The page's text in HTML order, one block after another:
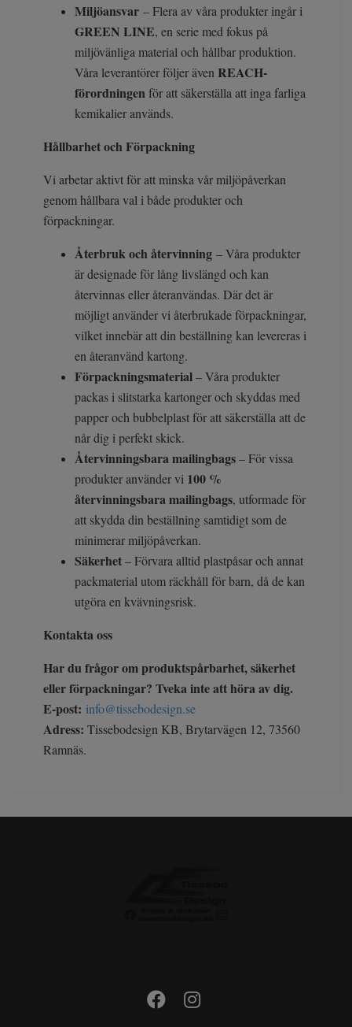
Miljöansvar – Flera av våra produkter ingår i
GREEN LINE, en serie med fokus på
miljövänliga material och hållbar produktion.
Våra leverantörer följer även REACH-
förordningenför att säkerställa att inga farliga
kemikalier används.
Hållbarhet och Förpackning
Vi arbetar aktivt för att minska vår miljöpåverkan
genom hållbara val i både produkter och
förpackningar.
Återbruk och återvinning – Våra produkter
är designade för lång livslängd och kan
återvinnas eller återanvändas. Där det är
möjligt använder vi återbrukade förpackningar,
vilket innebär att din beställning kan levereras i
en återanvänd kartong.
Förpackningsmaterial– Våra produkter
packas i slitstarka kartonger och skyddas med
papper och bubbelplast för att säkerställa att de
når dig i perfekt skick.
Återvinningsbara mailingbags– För vissa
produkter använder vi 100 %
återvinningsbara mailingbags, utformade för
att skydda din beställning samtidigt som de
minimerar miljöpåverkan.
Säkerhet– Förvara alltid plastpåsar och annat
packmaterial utom räckhåll för barn, då de kan
utgöra en kvävningsrisk.
Kontakta oss
Har du frågor om produktspårbarhet, säkerhet
eller förpackningar? Tveka inte att höra av dig.
E-post: info@tissebodesign.se
Adress: Tissebodesign KB, Brytarvägen 12, 73560
Ramnäs.